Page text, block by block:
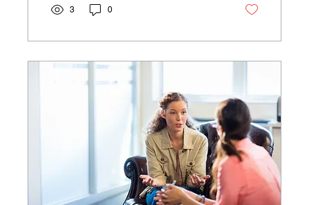
3 0